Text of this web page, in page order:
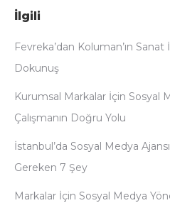
İlgili
Fevreka’dan Koluman’ın
Dokunuş
Kurumsal Markalar İçin Sosyal
Çalışmanın Doğru Yolu
İstanbul’da Sosyal Medya
Gereken 7 Şey
Markalar İçin Sosyal Medya